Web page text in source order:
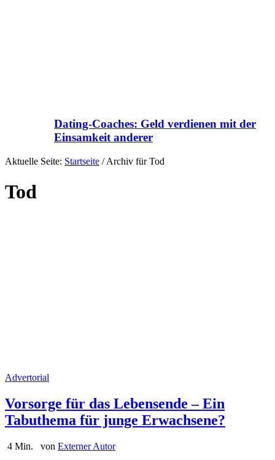
Dating-Coaches: Geld verdienen mit der
Einsamkeit anderer
Aktuelle Seite: Startseite /Archiv für Tod
Tod
Advertorial
Vorsorge für das Lebensende – Ein
Tabuthema für junge Erwachsene?
4 Min. von Externer Autor